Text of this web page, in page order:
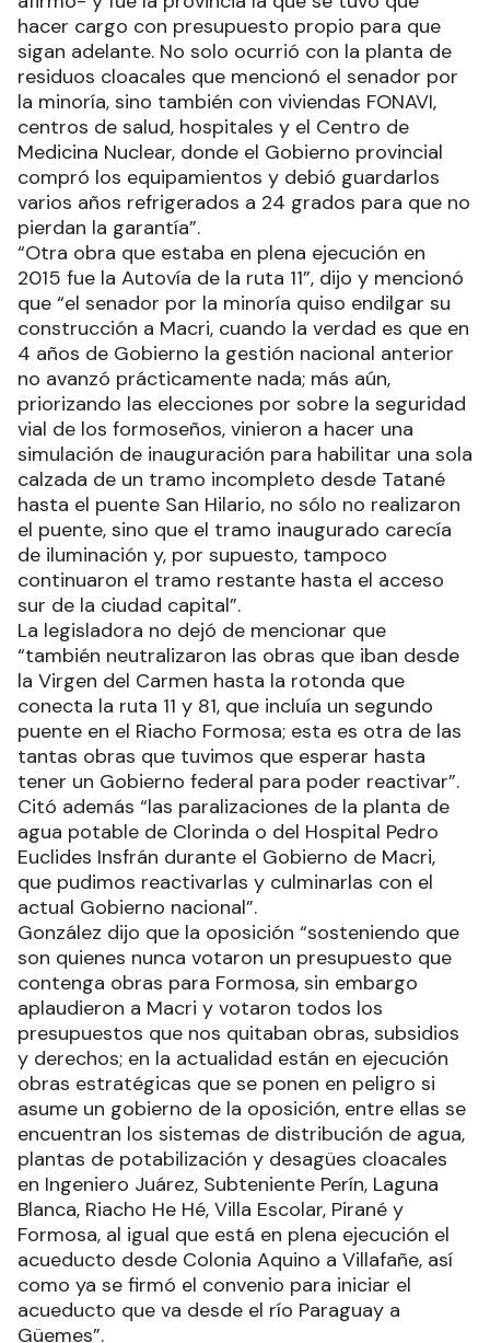
hacer cargo con presupuesto propio para que
sigan adelante. No solo ocurrió con la planta de
residuos cloacales que mencionó el senador por
la minoría, sino también con viviendas FONAVI,
centros de salud, hospitales y el Centro de
Medicina Nuclear, donde el Gobierno provincial
compró los equipamientos y debió guardarlos
varios años refrigerados a 24 grados para que no
pierdan la garantía”.
“Otra obra que estaba en plena ejecución en
2015 fue la Autovía de la ruta 11”, dijo y mencionó
que “el senador por la minoría quiso endilgar su
construcción a Macri, cuando la verdad es que en
4 años de Gobierno la gestión nacional anterior
no avanzó prácticamente nada; más aún,
priorizando las elecciones por sobre la seguridad
vial de los formoseños, vinieron a hacer una
simulación de inauguración para habilitar una sola
calzada de un tramo incompleto desde Tatané
hasta el puente San Hilario, no sólo no realizaron
el puente, sino que el tramo inaugurado carecía
de iluminación y, por supuesto, tampoco
continuaron el tramo restante hasta el acceso
sur de la ciudad capital”.
La legisladora no dejó de mencionar que
“también neutralizaron las obras que iban desde
la Virgen del Carmen hasta la rotonda que
conecta la ruta 11 y 81, que incluía un segundo
puente en el Riacho Formosa; esta es otra de las
tantas obras que tuvimos que esperar hasta
tener un Gobierno federal para poder reactivar”.
Citó además “las paralizaciones de la planta de
agua potable de Clorinda o del Hospital Pedro
Euclides Insfrán durante el Gobierno de Macri,
que pudimos reactivarlas y culminarlas con el
actual Gobierno nacional”.
González dijo que la oposición “sosteniendo que
son quienes nunca votaron un presupuesto que
contenga obras para Formosa, sin embargo
aplaudieron a Macri y votaron todos los
presupuestos que nos quitaban obras, subsidios
y derechos; en la actualidad están en ejecución
obras estratégicas que se ponen en peligro si
asume un gobierno de la oposición, entre ellas se
encuentran los sistemas de distribución de agua,
plantas de potabilización y desagües cloacales
en Ingeniero Juárez, Subteniente Perín, Laguna
Blanca, Riacho He Hé, Villa Escolar, Pirané y
Formosa, al igual que está en plena ejecución el
acueducto desde Colonia Aquino a Villafañe, así
como ya se firmó el convenio para iniciar el
acueducto que va desde el río Paraguay a
Güemes”.